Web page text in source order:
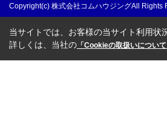
Copyright(c) 株式会社コムハウジングAll Rights
当サイトでは、お客様の当サイト利用
詳しくは、当社の 「Cookieの取扱いについて